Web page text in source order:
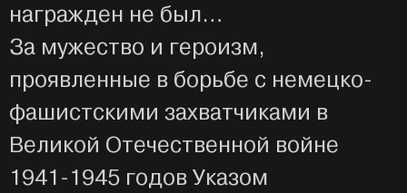
награжден не был…
За мужество и героизм,
проявленные в борьбе с немецко-
фашистскими захватчиками в
Великой Отечественной войне
1941-1945 годов Указом